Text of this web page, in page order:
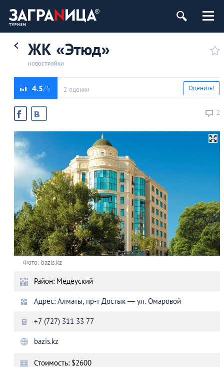
ЖК «Этюд»
НОВОСТРОЙКИ
4.5 2 оценки
2
Оценить!
Фото: bazis.kz
Район: Медеуский
Адрес: Алматы, пр-т Достык — ул. Омаровой
+7 (727) 311 33 77
bazis.kz
Стоимость: $2600